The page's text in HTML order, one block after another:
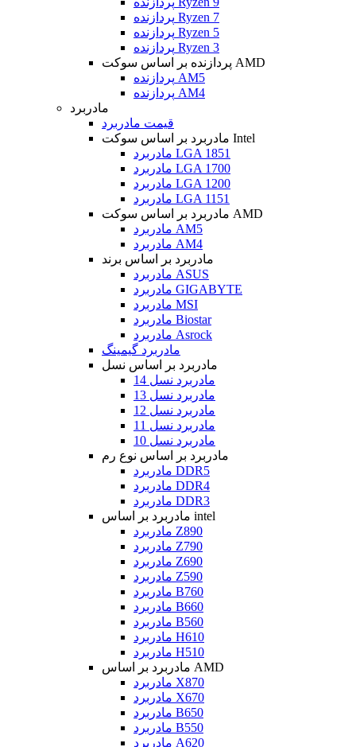
پردازنده Ryzen 7
پردازنده Ryzen 5
پردازنده Ryzen 3
پردازنده بر اساس سوکت AMD
پردازنده AM5
پردازنده AM4
مادربرد
قیمت مادربرد
مادربرد بر اساس سوکت Intel
مادربرد LGA 1851
مادربرد LGA 1700
مادربرد LGA 1200
مادربرد LGA 1151
مادربرد بر اساس سوکت AMD
مادربرد AM5
مادربرد AM4
مادربرد بر اساس برند
مادربرد ASUS
مادربرد GIGABYTE
مادربرد MSI
مادربرد Biostar
مادربرد Asrock
مادربرد گیمینگ
مادربرد بر اساس نسل
مادربرد نسل 14
مادربرد نسل 13
مادربرد نسل 12
مادربرد نسل 11
مادربرد نسل 10
مادربرد بر اساس نوع رم
مادربرد DDR5
مادربرد DDR4
مادربرد DDR3
مادربرد بر اساس intel
مادربرد Z890
مادربرد Z790
مادربرد Z690
مادربرد Z590
مادربرد B760
مادربرد B660
مادربرد B560
مادربرد H610
مادربرد H510
مادربرد بر اساس AMD
مادربرد X870
مادربرد X670
مادربرد B650
مادربرد B550
مادربرد A620